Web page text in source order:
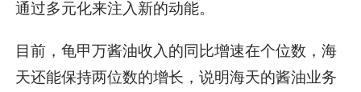
通过多元化来注入新的动能。
目前，龟甲万酱油收入的同比增速在个位数，海
天还能保持两位数的增长，说明海天的酱油业务